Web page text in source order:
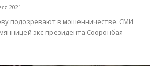
2021
подозревают в мошенничестве. СМИ
экс-президента Сооронбая